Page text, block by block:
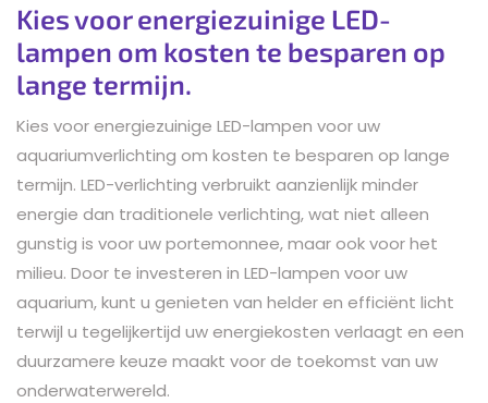
Kies voor energiezuinige LED-
lampen om kosten te besparen op
lange termijn.
Kies voor energiezuinige LED-lampen voor uw
aquariumverlichting om kosten te besparen op lange
termijn. LED-verlichting verbruikt aanzienlijk minder
energie dan traditionele verlichting, wat niet alleen
gunstig is voor uw portemonnee, maar ook voor het
milieu. Door te investeren in LED-lampen voor uw
aquarium, kunt u genieten van helder en efficiënt licht
terwijl u tegelijkertijd uw energiekosten verlaagt en een
duurzamere keuze maakt voor de toekomst van uw
onderwaterwereld.